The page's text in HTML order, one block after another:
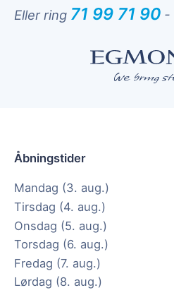
Eller ring 71 99 71 90 -
Åbningstider
Mandag (3. aug.)
Tirsdag (4. aug.)
Onsdag (5. aug.)
Torsdag (6. aug.)
Fredag (7. aug.)
Lørdag (8. aug.)